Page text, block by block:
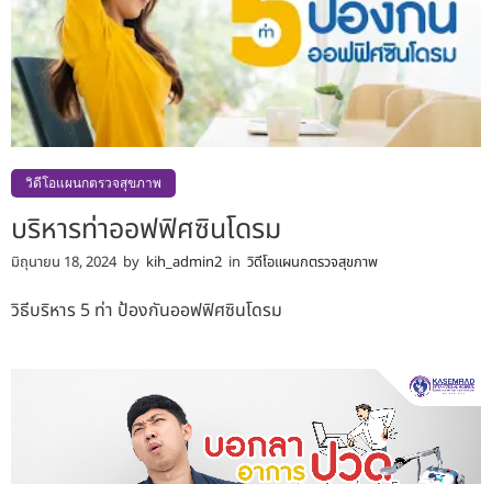
วิดีโอแผนกตรวจสุขภาพ
บริหารท่าออฟฟิศซินโดรม
มิถุนายน 18, 2024 by kih_admin2 in วิดีโอแผนกตรวจสุขภาพ
วิธีบริหาร 5 ท่า ป้องกันออฟฟิศซินโดรม